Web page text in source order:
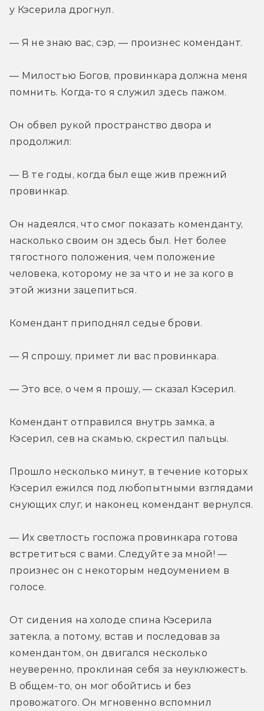
у Кэсерила дрогнул.
— Я не знаю вас, сэр, — произнес комендант.
— Милостью Богов, провинкара должна меня
помнить. Когда-то я служил здесь пажом.
Он обвел рукой пространство двора и
продолжил:
— В те годы, когда был еще жив прежний
провинкар.
Он надеялся, что смог показать коменданту,
насколько своим он здесь был. Нет более
тягостного положения, чем положение
человека, которому не за что и не за кого в
этой жизни зацепиться.
Комендант приподнял седые брови.
— Я спрошу, примет ли вас провинкара.
— Это все, о чем я прошу, — сказал Кэсерил.
Комендант отправился внутрь замка, а
Кэсерил, сев на скамью, скрестил пальцы.
Прошло несколько минут, в течение которых
Кэсерил ежился под любопытными взглядами
снующих слуг, и наконец комендант вернулся.
— Их светлость госпожа провинкара готова
встретиться с вами. Следуйте за мной! —
произнес он с некоторым недоумением в
голосе.
От сидения на холоде спина Кэсерила
затекла, а потому, встав и последовав за
комендантом, он двигался несколько
неуверенно, проклиная себя за неуклюжесть.
В общем-то, он мог обойтись и без
провожатого. Он мгновенно вспомнил